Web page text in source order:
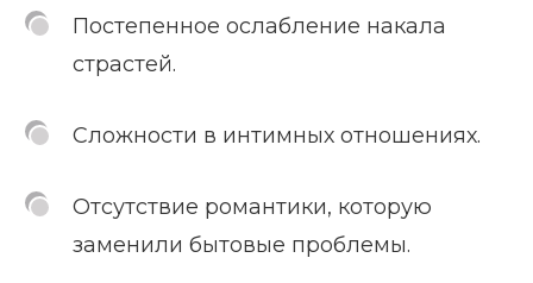
Постепенное ослабление накала
страстей.
Сложности в интимных отношениях.
Отсутствие романтики, которую
заменили бытовые проблемы.